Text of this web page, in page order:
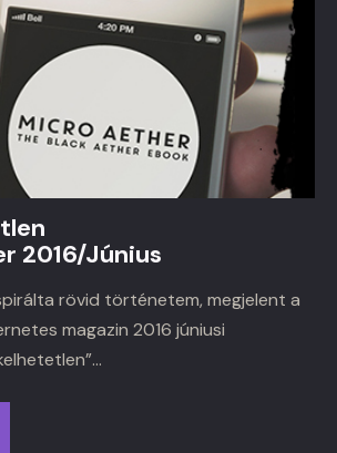
2016/Június
rövid történetem, megjelent a
magazin 2016 júniusi